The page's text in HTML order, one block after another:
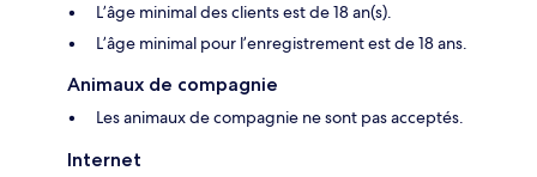
L’âge minimal des clients est de 18 an(s).
L’âge minimal pour l’enregistrement est de 18 ans.
Animaux de compagnie
Les animaux de compagnie ne sont pas acceptés.
Internet